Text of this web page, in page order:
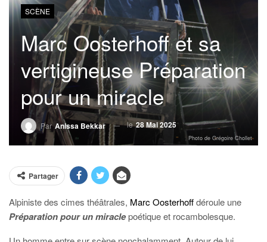
SCÈNE
Marc Oosterhoff et sa
vertigineuse Préparation
pour un miracle
ParAnissa Bekkar le28 Mai 2025
Photo de Grégoire Chollet
Partager
Alpiniste des cimes théâtrales, Marc Oosterhoffdéroule une
Préparation pour un miraclepoétique et rocambolesque.